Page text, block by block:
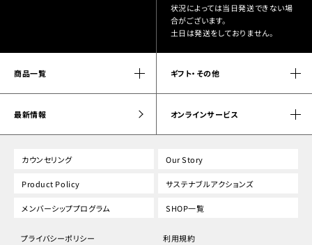
状況によっては当日発送できない場
合がございます。
土日は発送をしておりません。
商品一覧 ギフト・その他
最新情報 オンラインサービス
カウンセリング Our Story
Product Policy サステナブルアクションズ
メンバーシッププログラム SHOP一覧
プライバシーポリシー
利用規約